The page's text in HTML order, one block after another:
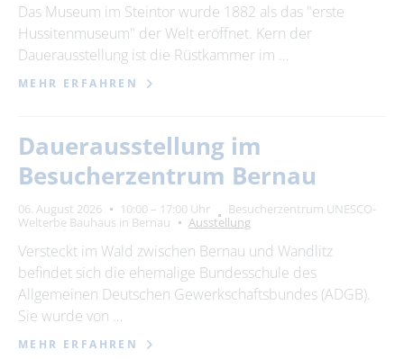
Das Museum im Steintor wurde 1882 als das "erste
Hussitenmuseum" der Welt eröffnet. Kern der
Dauerausstellung ist die Rüstkammer im …
MEHR ERFAHREN
Dauerausstellung im
Besucherzentrum Bernau
06. August 2026 10:00 – 17:00 Uhr
Besucherzentrum UNESCO-
Welterbe Bauhaus in Bernau
Ausstellung
Versteckt im Wald zwischen Bernau und Wandlitz
befindet sich die ehemalige Bundesschule des
Allgemeinen Deutschen Gewerkschaftsbundes (ADGB).
Sie wurde von …
MEHR ERFAHREN